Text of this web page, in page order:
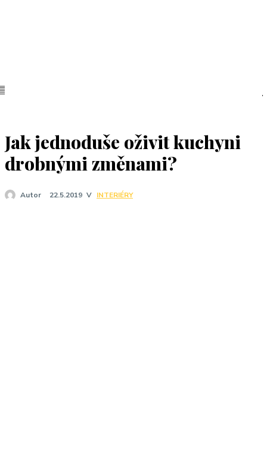
Jak jednoduše oživit kuchyni
drobnými změnami?
Autor 22.5.2019 V INTERIÉRY